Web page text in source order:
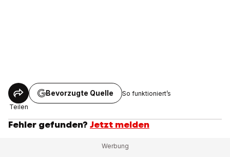
Teilen
Bevorzugte Quelle So funktioniert’s
Fehler gefunden? Jetzt melden